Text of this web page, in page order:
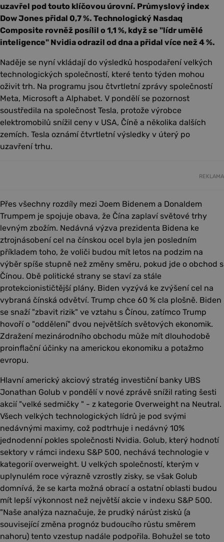
uzavřel pod touto klíčovou úrovní. Průmyslový index
Dow Jones přidal 0,7 %. Technologický Nasdaq
Composite rovněž posílil o 1,1 %, když se "lídr umělé
inteligence" Nvidia odrazil od dna a přidal více než 4 %.
Naděje se nyní vkládají do výsledků hospodaření velkých
technologických společností, které tento týden mohou
oživit trh. Na programu jsou čtvrtletní zprávy společností
Meta, Microsoft a Alphabet. V pondělí se pozornost
soustředila na společnost Tesla, protože výrobce
elektromobilů snížil ceny v USA, Číně a několika dalších
zemích. Tesla oznámí čtvrtletní výsledky v úterý po
uzavření trhu.
REKLAMA
Přes všechny rozdíly mezi Joem Bidenem a Donaldem
Trumpem je spojuje obava, že Čína zaplaví světové trhy
levným zbožím. Nedávná výzva prezidenta Bidena ke
ztrojnásobení cel na čínskou ocel byla jen posledním
příkladem toho, že voliči budou mít letos na podzim na
výběr spíše stupně než změny směru, pokud jde o obchod s
Čínou. Obě politické strany se staví za stále
protekcionističtější plány. Biden vyzývá ke zvýšení cel na
vybraná čínská odvětví. Trump chce 60 % cla plošně. Biden
se snaží "zbavit rizik" ve vztahu s Čínou, zatímco Trump
hovoří o "oddělení" dvou největších světových ekonomik.
Zdražení mezinárodního obchodu může mít dlouhodobě
proinflační účinky na americkou ekonomiku a potažmo
evropu.
Hlavní americký akciový stratég investiční banky UBS
Jonathan Golub v pondělí v nové zprávě snížil rating šesti
akcií "velké sedmičky " - z kategorie Overweight na Neutral.
Všech velkých technologických lídrů je pod svými
nedávnými maximy, což podtrhuje i nedávný 10%
jednodenní pokles společnosti Nvidia. Golub, který hodnotí
sektory v rámci indexu S&P 500, nechává technologie v
kategorií overweight. U velkých společností, kterým v
uplynulém roce výrazně vzrostly zisky, se však Golub
domnívá, že se karta možná obrací a ostatní oblasti budou
mít lepší výkonnost než největší akcie v indexu S&P 500.
"Naše analýza naznačuje, že prudký nárůst zisků (a
související změna prognóz budoucího růstu směrem
nahoru) tento vzestup nadále podpořila. Bohužel se toto